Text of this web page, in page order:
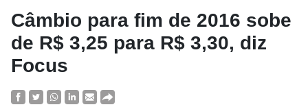
Câmbio para fim de 2016 sobe
de R$ 3,25 para R$ 3,30, diz
Focus